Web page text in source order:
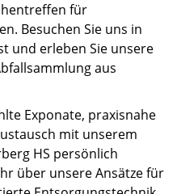
für
Besuchen Sie uns in
und erleben Sie unsere
aus
Exponate, praxisnahe
mit unserem
HS persönlich
über unsere Ansätze für